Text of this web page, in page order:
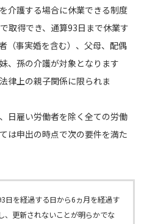
介護する場合に休業できる制度
取得でき、通算93日まで休業す
（事実婚を含む）、父母、配偶
、孫の介護が対象となります
律上の親子関係に限られま
日雇い労働者を除く全ての労働
は申出の時点で次の要件を満た
日を経過する日から6ヵ月を経過す
、更新されないことが明らかでな